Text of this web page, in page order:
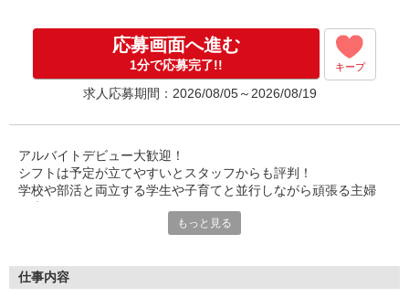
応募画面へ進む
1分で応募完了!! キープ
求人応募期間：2026/08/05～2026/08/19
アルバイトデビュー大歓迎！
シフトは予定が立てやすいとスタッフからも評判！
学校や部活と両立する学生や子育てと並行しながら頑張る主婦
みんなから「働きやすい！」という声が上がっています♪
＜ 未経験でも心配ナシ ＞
もっと見る
仕事内容